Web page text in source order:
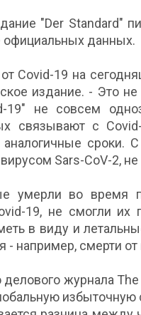
"Der Standard"
данных.
Covid-19 на
издание. - Это
19" не совсем
связывают с
сроки.
Sars-CoV-2, не
умерли во время
19, не смогли их
в виду и
например, смерти от
журнала
избыточную